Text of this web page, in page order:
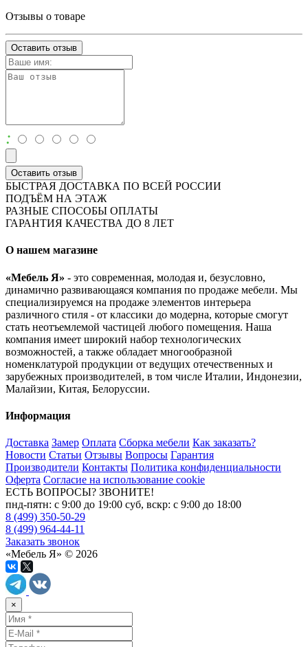
Отзывы о товаре
Оставить отзыв
:
Оставить отзыв
БЫСТРАЯ ДОСТАВКА ПО ВСЕЙ РОССИИ
ПОДЪЁМ НА ЭТАЖ
РАЗНЫЕ СПОСОБЫ ОПЛАТЫ
ГАРАНТИЯ КАЧЕСТВА ДО 8 ЛЕТ
О нашем магазине
«Мебель Я» - это современная, молодая и, безусловно,
динамично развивающаяся компания по продаже мебели. Мы
специализируемся на продаже элементов интерьера
различного стиля - от классики до модерна, которые смогут
стать неотъемлемой частицей любого помещения. Наша
компания имеет широкий набор технологических
возможностей, а также обладает многообразной
номенклатурой продукции от ведущих отечественных и
зарубежных производителей, в том числе Италии, Индонезии,
Малайзии, Китая, Белоруссии.
Информация
Доставка Замер Оплата Сборка мебели Как заказать?
Новости Статьи Отзывы Вопросы Гарантия
Производители Контакты Политика конфиденциальности
Оферта Согласие на использование cookie
ЕСТЬ ВОПРОСЫ? ЗВОНИТЕ!
пнд-пятн: с 9:00 до 19:00 суб, вскр: с 9:00 до 18:00
8 (499) 350-50-29
8 (499) 964-44-11
Заказать звонок
«Мебель Я» © 2026
×